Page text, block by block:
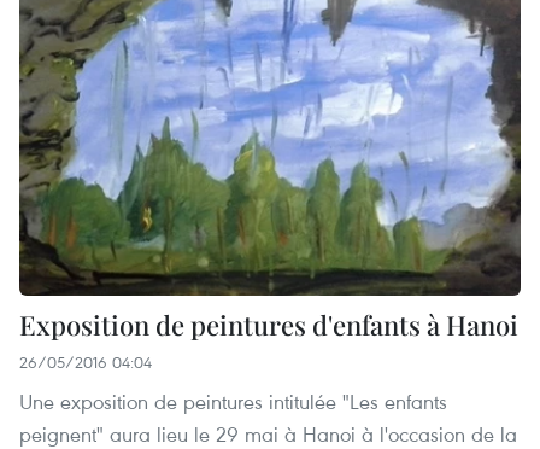
Exposition de peintures d'enfants à Hanoi
26/05/2016 04:04
Une exposition de peintures intitulée "Les enfants
peignent" aura lieu le 29 mai à Hanoi à l'occasion de la